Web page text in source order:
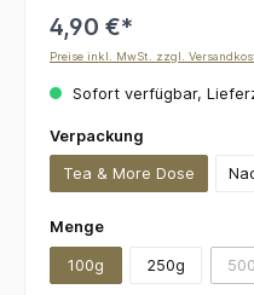
4,90 €*
Preise inkl. MwSt. zzgl.
Sofort verfügbar,
Verpackung
Tea & More Dose
Mengeauswählen
100g 250g